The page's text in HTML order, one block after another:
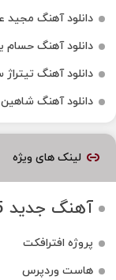
دانلود آهنگ مجید
دانلود آهنگ حسام
دانلود آهنگ
دانلود آهنگ شاهین
لینک های ویژه
آهنگ جدید 1405
پروژه افترافکت
هاست وردپرس